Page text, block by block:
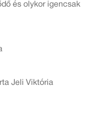
és olykor igencsak
Jeli Viktória